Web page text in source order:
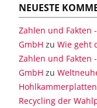
NEUESTE
Zahlen und Fakten
GmbH zu Wie geht
Zahlen und Fakten
GmbH zu
Recycling der